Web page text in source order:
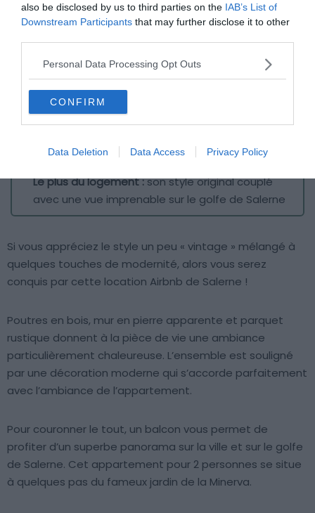
also be disclosed by us to third parties on the IAB’s List of
Downstream Participants that may further disclose it to other
Personal Data Processing Opt Outs
CONFIRM
Data Deletion Data Access Privacy Policy
Le plus du logement :son style original couplé
avec une vue imprenable sur le golfe de Salerne
Si vous appréciez le style un peu « vintage » mélangé à
quelques touches de modernité, alors vous serez
conquis par cette location Airbnb de Salerne !
Poutres en bois, mur en pierre apparente et parquet
rustique donnent à la pièce de vie une ambiance
particulièrement chaleureuse. L’ensemble est souligné
par une décoration moderne qui s’accorde parfaitement
avec l’ambiance de l’appartement.
Pour couronner le tout, un balcon vous permet de
profiter d’un superbe panorama sur la ville et sur le golfe
de Salerne. Cet appartement pour 2 personnes se situe
à quelques pas du fameux jardin de la Minerva.